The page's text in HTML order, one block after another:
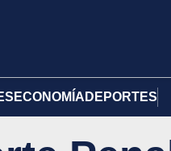
ECONOMÍA DEPORTES